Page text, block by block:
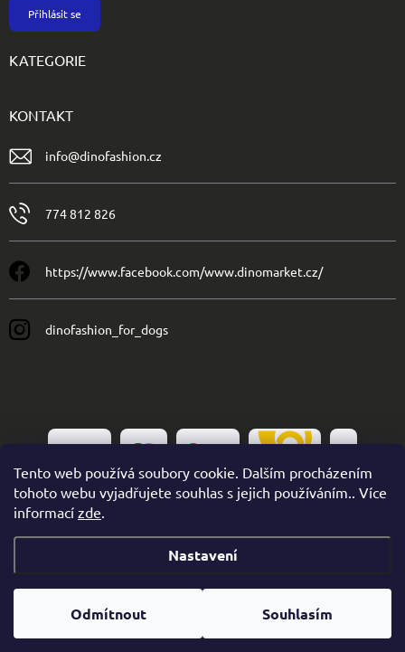
Tento web používá soubory cookie. Dalším procházením
tohoto webu vyjadřujete souhlas s jejich používáním.. Více
informací zde.
Nastavení
Odmítnout Souhlasím
Přihlásit se
KATEGORIE
KONTAKT
info@dinofashion.cz
774 812 826
https://www.facebook.com/www.dinomarket.cz/
dinofashion_for_dogs
Vytvořil Shoptet
Copyright 2026 . Všechna práva vyhrazena.